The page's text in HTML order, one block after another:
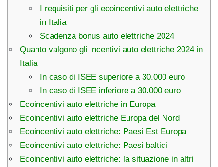
I requisiti per gli ecoincentivi auto elettriche
in Italia
Scadenza bonus auto elettriche 2024
Quanto valgono gli incentivi auto elettriche 2024 in
Italia
In caso di ISEE superiore a 30.000 euro
In caso di ISEE inferiore a 30.000 euro
Ecoincentivi auto elettriche in Europa
Ecoincentivi auto elettriche Europa del Nord
Ecoincentivi auto elettriche: Paesi Est Europa
Ecoincentivi auto elettriche: Paesi baltici
Ecoincentivi auto elettriche: la situazione in altri